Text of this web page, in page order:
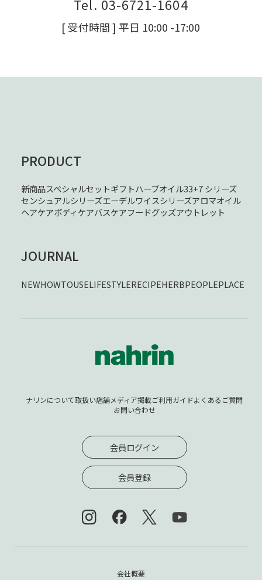
Tel. 03-6721-1604
[ 受付時間 ] 平日 10:00 -17:00
PRODUCT
新商品スペシャルセットギフトハーブオイル33+7 シリーズ
センシュアルシリーズエーデルワイスシリーズアロマオイル
ヘアケアボディケアバスケアフードグッズアウトレット
JOURNAL
NEWHOWTOUSELIFESTYLERECIPEHERBPEOPLEPLACE
ナリンについて取扱い店舗メディア掲載ご利用ガイドよくあるご質問
お問い合わせ
会員ログイン
会員登録
会社概要